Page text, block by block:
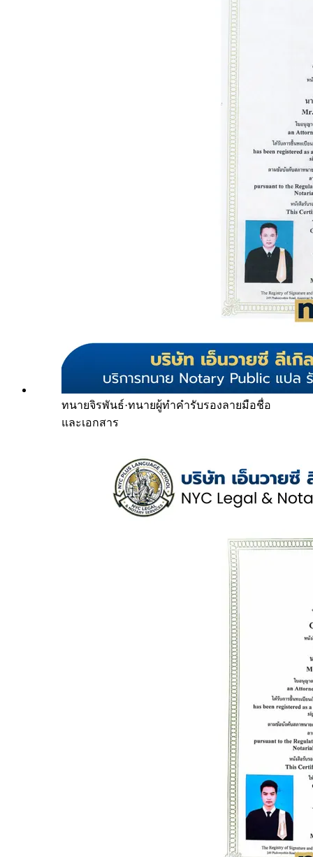
ทนายจิรพันธ์·ทนายผู้ทำคำรับรองลายมือชื่อ
และเอกสาร